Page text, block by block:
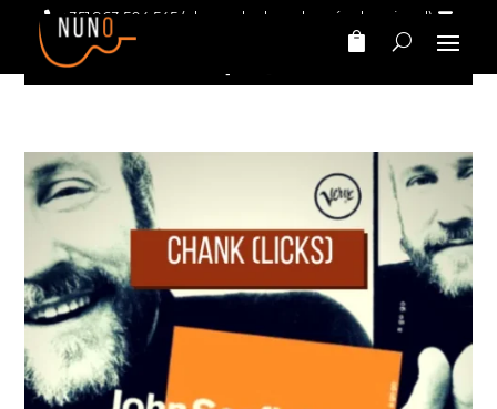
+351 963 504 545 (chamada da rede móvel nacional)
nunomarinhomusic@gmail.com